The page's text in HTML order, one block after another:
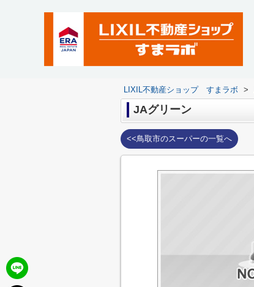
LIXIL不動産ショップ すまラボ >
JAグリーン
<<鳥取市のスーパーの一覧へ